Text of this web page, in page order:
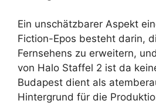
Ein unschätzbarer Aspekt
Fiction-Epos besteht darin,
Fernsehens zu erweitern,
von Halo Staffel 2 ist da
Budapest dient als
Hintergrund für die